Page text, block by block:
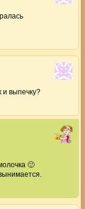
и выпечку?
🙂